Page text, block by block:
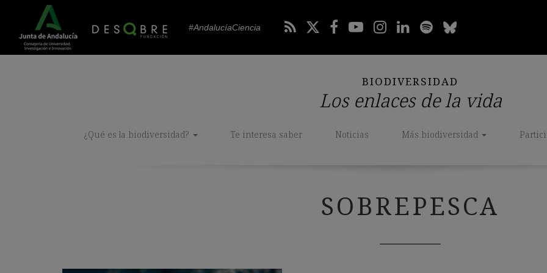
#AndalucíaCiencia
BIODIVERSIDAD
Los enlaces de la vida
¿Qué es la biodiversidad? Te interesa saber Noticias Más biodiversidad
SOBREPESCA